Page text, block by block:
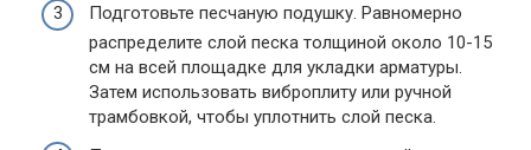
Подготовьте песчаную подушку. Равномерно
распределите слой песка толщиной около 10-15
см на всей площадке для укладки арматуры.
Затем использовать виброплиту или ручной
трамбовкой, чтобы уплотнить слой песка.